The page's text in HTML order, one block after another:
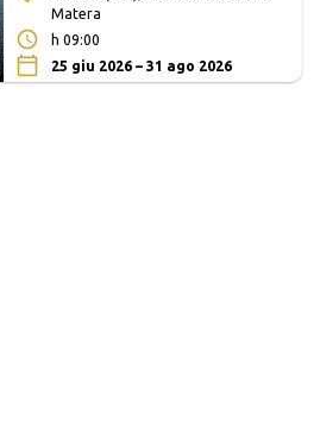
Matera
h 09:00
25 giu 2026 – 31 ago 2026